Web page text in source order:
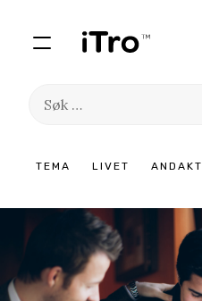
TEMA LIVET ANDAKT
Søk
innhold